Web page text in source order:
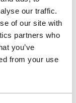
our traffic.
of our site with
partners who
you’ve
from your use
programma